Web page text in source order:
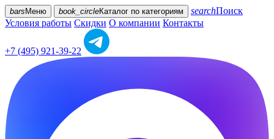
bars Меню book_circleКаталог по категориям searchПоиск
Условия работы Скидки О компании Контакты
+7 (495) 921-39-22